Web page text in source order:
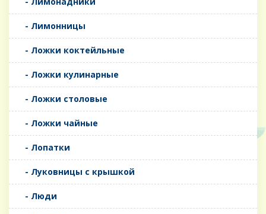
- Лимонницы
- Ложки коктейльные
- Ложки кулинарные
- Ложки столовые
- Ложки чайные
- Лопатки
- Луковницы с крышкой
- Люди